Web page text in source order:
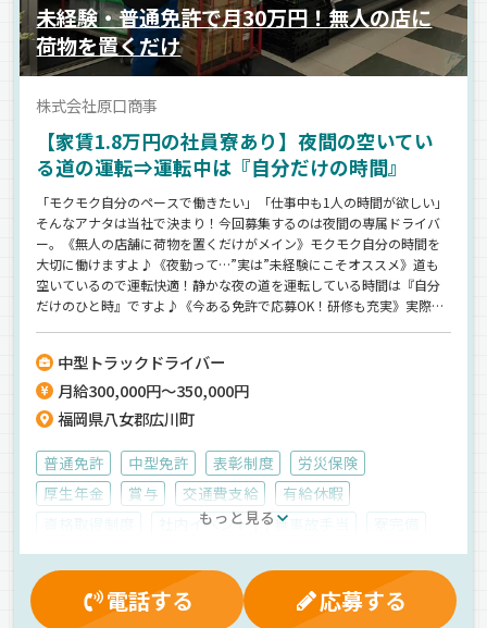
未経験・普通免許で月30万円！無人の店に
荷物を置くだけ
株式会社原口商事
【家賃1.8万円の社員寮あり】夜間の空いてい
る道の運転⇒運転中は『自分だけの時間』
「モクモク自分のペースで働きたい」「仕事中も1人の時間が欲しい」
そんなアナタは当社で決まり！今回募集するのは夜間の専属ドライバ
ー。《無人の店舗に荷物を置くだけがメイン》モクモク自分の時間を
大切に働けますよ♪《夜勤って…”実は”未経験にこそオススメ》道も
空いているので運転快適！静かな夜の道を運転している時間は『自分
だけのひと時』ですよ♪《今ある免許で応募OK！研修も充実》実際に
中型トラックドライバー
月給300,000円～350,000円
福岡県八女郡広川町
普通免許 中型免許 表彰制度
労災保険
厚生年金
賞与 交通費支給
有給休暇
社内イベント 無事故手当
雇用保険
健康保険 制服・作業着貸与
早朝
朝 スーパー配送
センター便
カゴ車輸送
ETC搭載 ドライブレコーダー
食品
もっと見る
電話する 応募する